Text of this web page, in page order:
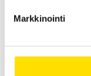
Markkinointi
Tarkastele